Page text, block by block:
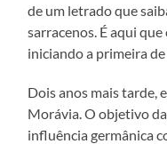
de um letrado que
sarracenos. É aqui
iniciando a primeira
Dois anos mais tarde,
Morávia. O objetivo
influência germânica